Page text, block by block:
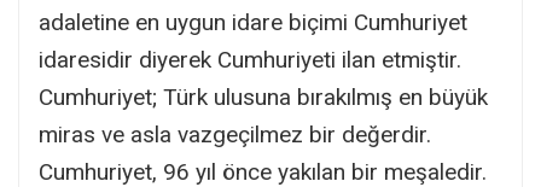
adaletine en uygun idare biçimi Cumhuriyet
idaresidir diyerek Cumhuriyeti ilan etmiştir.
Cumhuriyet; Türk ulusuna bırakılmış en büyük
miras ve asla vazgeçilmez bir değerdir.
Cumhuriyet, 96 yıl önce yakılan bir meşaledir.